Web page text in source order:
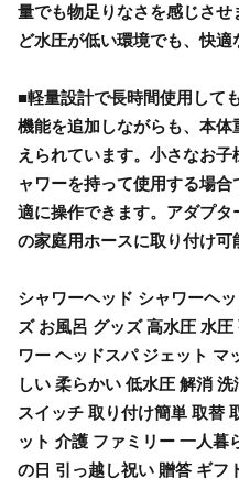
量でも物足りなさを感じさ
ど水圧が低い環境でも、快適
■軽量設計で長時間使用して
機能を追加しながらも、本
えられています。小さなお
ャワーを持って使用する場
適に操作できます。アダプ
の家庭用ホースに取り付け可
シャワーヘッド シャワーヘ
ズ お風呂 グッズ 高水圧 水
ワー ヘッドスパ ジェット マ
しい 柔らかい 低水圧 解消
スイッチ 取り付け簡単 取替
ット 介護 ファミリー 一人暮
の日 引っ越し祝い 贈答 ギフ